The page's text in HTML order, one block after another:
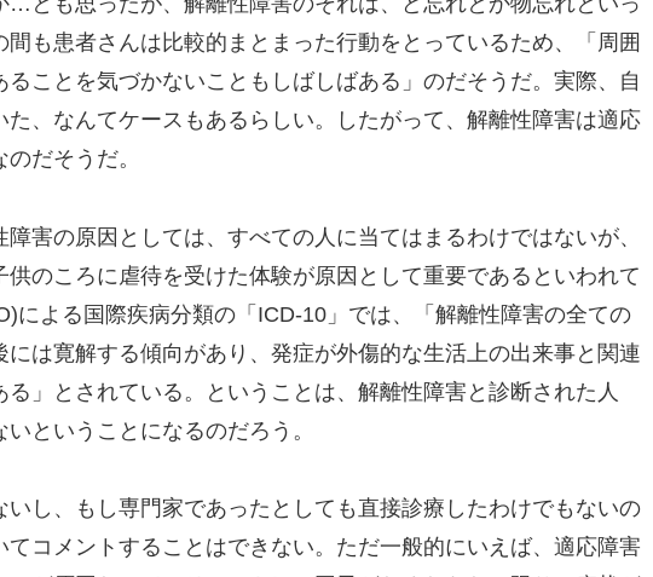
も患者さんは比較的まとまった行動をとっているため、「周囲
ことを気づかないこともしばしばある」のだそうだ。実際、自
、なんてケースもあるらしい。したがって、解離性障害は適応
だそうだ。
害の原因としては、すべての人に当てはまるわけではないが、
のころに虐待を受けた体験が原因として重要であるといわれて
による国際疾病分類の「ICD-10」では、「解離性障害の全ての
は寛解する傾向があり、発症が外傷的な生活上の出来事と関連
」とされている。ということは、解離性障害と診断された人
ということになるのだろう。
し、もし専門家であったとしても直接診療したわけでもないの
コメントすることはできない。ただ一般的にいえば、適応障害